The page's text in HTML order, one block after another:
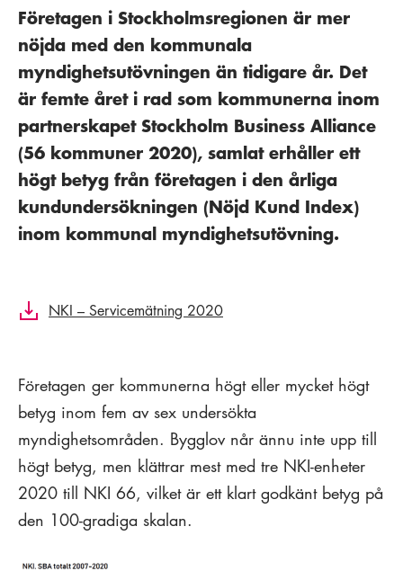
Företagen i Stockholmsregionen är mer
nöjda med den kommunala
myndighetsutövningen än tidigare år. Det
är femte året i rad som kommunerna inom
partnerskapet Stockholm Business Alliance
(56 kommuner 2020), samlat erhåller ett
högt betyg från företagen i den årliga
kundundersökningen (Nöjd Kund Index)
inom kommunal myndighetsutövning.
NKI – Servicemätning 2020
Företagen ger kommunerna högt eller mycket högt
betyg inom fem av sex undersökta
myndighetsområden. Bygglov når ännu inte upp till
högt betyg, men klättrar mest med tre NKI-enheter
2020 till NKI 66, vilket är ett klart godkänt betyg på
den 100-gradiga skalan.